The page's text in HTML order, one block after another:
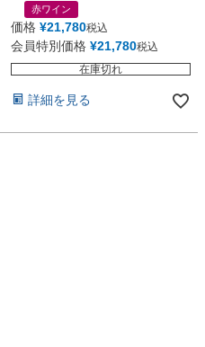
赤ワイン
価格 ¥21,780税込
会員特別価格 ¥21,780税込
在庫切れ
詳細を見る